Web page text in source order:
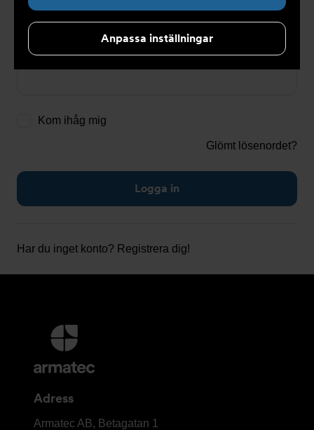
Anpassa inställningar
Lösenord
Kom ihåg mig
Glömt lösenordet?
Har du inget konto? Registrera dig!
Ytterligare
information
och
Adress
Armatec
Armatec AB, Betagatan 1